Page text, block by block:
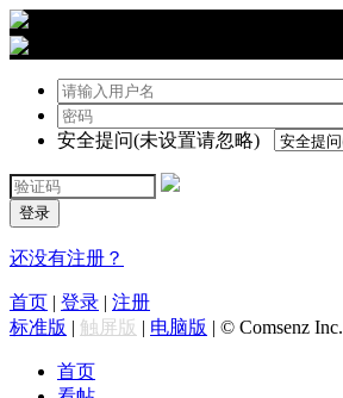
安全提问(未设置请忽略)
登录
还没有注册？
首页 | 登录 | 注册
标准版 | 触屏版 | 电脑版 | © Comsenz Inc.
首页